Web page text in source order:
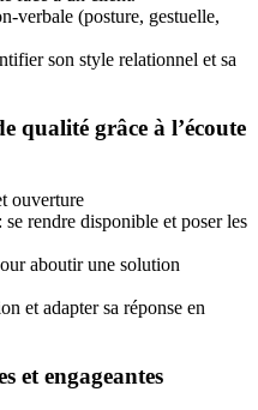
verbale (posture, gestuelle,
son style relationnel et sa
qualité grâce à l’écoute
ouverture
rendre disponible et poser les
aboutir une solution
et adapter sa réponse en
et engageantes